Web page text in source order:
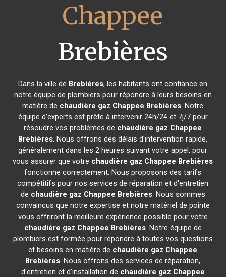
Chappee
Brebières
Dans la ville de Brebières, les habitants ont confiance en
notre équipe de plombiers pour répondre à leurs besoins en
matière de chaudière gaz Chappee Brebières. Notre
équipe d'experts est prête à intervenir 24h/24 et 7j/7 pour
résoudre vos problèmes de chaudière gaz Chappee
Brebières. Nous offrons des délais d'intervention rapide,
généralement dans les 2 heures suivant votre appel, pour
vous assurer que votre chaudière gaz Chappee Brebières
fonctionne correctement. Nous proposons des tarifs
compétitifs pour nos services de réparation et d'entretien
de chaudière gaz Chappee Brebières. Nous sommes
convaincus que notre expertise et notre matériel de pointe
vous offriront la meilleure expérience possible pour votre
chaudière gaz Chappee Brebières. Notre équipe de
plombiers est formée pour répondre à toutes vos questions
et besoins en matière de chaudière gaz Chappee
Brebières. Nous offrons des services de réparation,
d'entretien et d'installation de chaudière gaz Chappee